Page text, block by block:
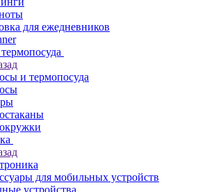
для ежедневников
и термопосуда
для мобильных устройств
устройства